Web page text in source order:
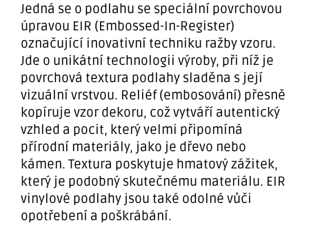
Jedná se o podlahu se speciální povrchovou
úpravou EIR (Embossed-In-Register)
označující inovativní techniku ražby vzoru.
Jde o unikátní technologii výroby, při níž je
povrchová textura podlahy sladěna s její
vizuální vrstvou. Reliéf (embosování) přesně
kopíruje vzor dekoru, což vytváří autentický
vzhled a pocit, který velmi připomíná
přírodní materiály, jako je dřevo nebo
kámen. Textura poskytuje hmatový zážitek,
který je podobný skutečnému materiálu. EIR
vinylové podlahy jsou také odolné vůči
opotřebení a poškrábání.